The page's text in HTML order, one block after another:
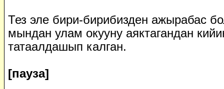
Тез эле бири-бирибизден ажырабас
мындан улам окууну аяктагандан
татаалдашып калган.
[пауза]